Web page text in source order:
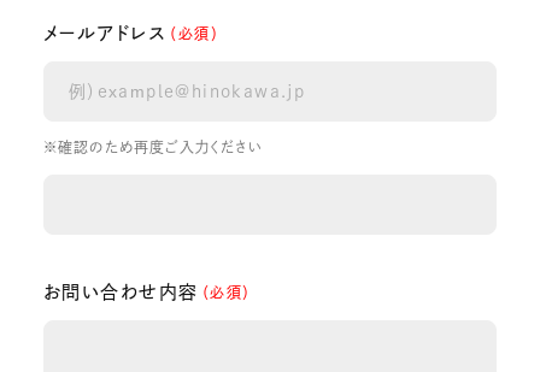
メールアドレス （必須）
※確認のため再度ご入力ください
お問い合わせ内容 （必須）